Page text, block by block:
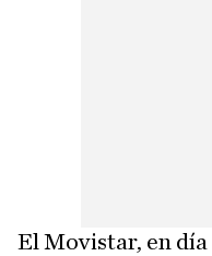
El Movistar, en